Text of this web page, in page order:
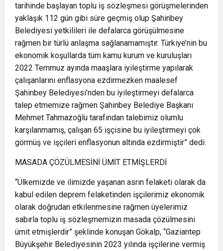
tarihinde başlayan toplu iş sözleşmesi görüşmelerinden
yaklaşık 112 gün gibi süre geçmiş olup Şahinbey
Belediyesi yetkilileri ile defalarca görüşülmesine
rağmen bir türlü anlaşma sağlanamamıştır. Türkiye’nin bu
ekonomik koşullarda tüm kamu kurum ve kuruluşları
2022 Temmuz ayında maaşlara iyileştirme yapılarak
çalışanlarını enflasyona ezdirmezken maalesef
Şahinbey Belediyesi’nden bu iyileştirmeyi defalarca
talep etmemize rağmen Şahinbey Belediye Başkanı
Mehmet Tahmazoğlu tarafından talebimiz olumlu
karşılanmamış, çalışan 65 işçisine bu iyileştirmeyi çok
görmüş ve işçileri enflasyonun altında ezdirmiştir” dedi.
MASADA ÇÖZÜLMESİNİ ÜMİT ETMİŞLERDİ
“Ülkemizde ve ilimizde yaşanan asrın felaketi olarak da
kabul edilen deprem felaketinden işçilerimiz ekonomik
olarak doğrudan etkilenmesine rağmen üyelerimiz
sabırla toplu iş sözleşmemizin masada çözülmesini
ümit etmişlerdir” şeklinde konuşan Gökalp, “Gaziantep
Büyükşehir Belediyesinin 2023 yılında işçilerine vermiş